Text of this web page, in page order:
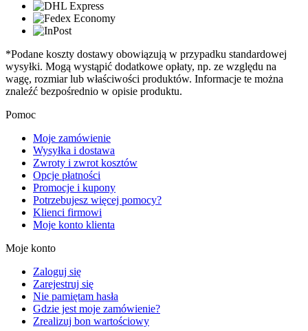
*Podane koszty dostawy obowiązują w przypadku standardowej
wysyłki. Mogą wystąpić dodatkowe opłaty, np. ze względu na
wagę, rozmiar lub właściwości produktów. Informacje te można
znaleźć bezpośrednio w opisie produktu.
Pomoc
Moje zamówienie
Wysyłka i dostawa
Zwroty i zwrot kosztów
Opcje płatności
Promocje i kupony
Potrzebujesz więcej pomocy?
Klienci firmowi
Moje konto klienta
Moje konto
Zaloguj się
Zarejestruj się
Nie pamiętam hasła
Gdzie jest moje zamówienie?
Zrealizuj bon wartościowy